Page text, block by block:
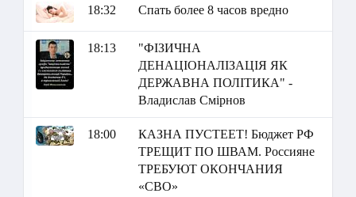
18:32 Спать более 8 часов вредно
18:13
"ФІЗИЧНА
ДЕНАЦІОНАЛІЗАЦІЯ ЯК
ДЕРЖАВНА ПОЛІТИКА" -
Владислав Смірнов
18:00
КАЗНА ПУСТЕЕТ! Бюджет РФ
ТРЕЩИТ ПО ШВАМ. Россияне
ТРЕБУЮТ ОКОНЧАНИЯ
«СВО»